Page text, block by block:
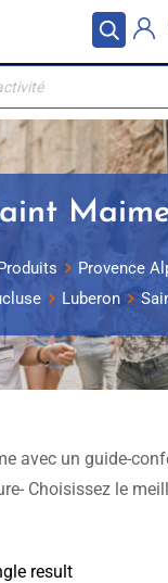
cookies
Provence
Luberon
avec un guide-
Choisissez le
result